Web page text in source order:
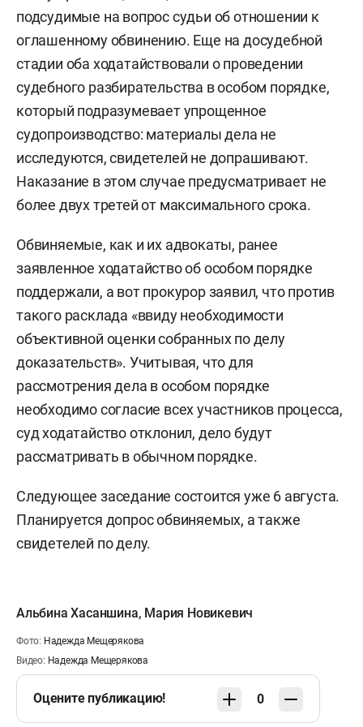
предприниматель и активный гуманитарщик. В
своем интервью «БИЗНЕС Online» он
рассказывал, что Хохорин приходится ему
троюродным братом. И да, он звонил ему в ту
ночь, когда Мишенькина-младшего забрали в
отдел полиции, но не для того, чтобы отмазать, а
чтобы просто найти. Со слов отца, он уже
наказал сына: «Домашний арест, сидит в
деревне, работает, дрова колет. Под
пристальным присмотром отца. Косяк есть».
Историей заинтересовался глава комитета
Госдумы по информационной политике
Александр Хинштейн. «Генерал-лейтенант
полиции был уличен в попытке отмазать своего
племянника, пойманного при перевозке
наркотиков. Несмотря на прямые показания
подчиненных против Хохорина, генерала
пытаются вывести сейчас из-под уголовной
ответственности», — заявлял он в своем
Некоторые собеседники связывают эту
историю с одной из возможных причин
подсудимые на вопрос судьи об отношении к
оглашенному обвинению. Еще на досудебной
стадии оба ходатайствовали о проведении
судебного разбирательства в особом порядке,
который подразумевает упрощенное
судопроизводство: материалы дела не
исследуются, свидетелей не допрашивают.
Наказание в этом случае предусматривает не
более двух третей от максимального срока.
Обвиняемые, как и их адвокаты, ранее
заявленное ходатайство об особом порядке
поддержали, а вот прокурор заявил, что против
такого расклада «ввиду необходимости
объективной оценки собранных по делу
доказательств». Учитывая, что для
рассмотрения дела в особом порядке
необходимо согласие всех участников процесса,
суд ходатайство отклонил, дело будут
рассматривать в обычном порядке.
Следующее заседание состоится уже 6 августа.
Планируется допрос обвиняемых, а также
свидетелей по делу.
Альбина Хасаншина, Мария Новикевич
Фото: Надежда Мещерякова
Видео: Надежда Мещерякова
Оцените публикацию! 0